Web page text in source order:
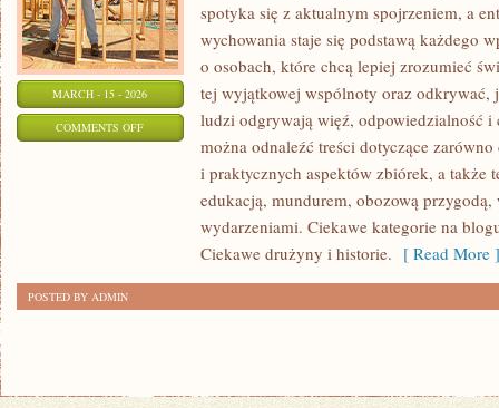
MARCH - 15 - 2026
COMMENTS OFFON
WĘDRÓWKI
spotyka się z aktualnym spojrzeniem, a
wychowania staje się podstawą każdego
o osobach, które chcą lepiej zrozumieć
tej wyjątkowej wspólnoty oraz odkrywać,
ludzi odgrywają więź, odpowiedzialność i
można odnaleźć treści dotyczące
i praktycznych aspektów zbiórek, a także
edukacją, mundurem, obozową
wydarzeniami. Ciekawe kategorie na
Ciekawe drużyny i historie. [ Read More ]
POSTED BY ADMIN